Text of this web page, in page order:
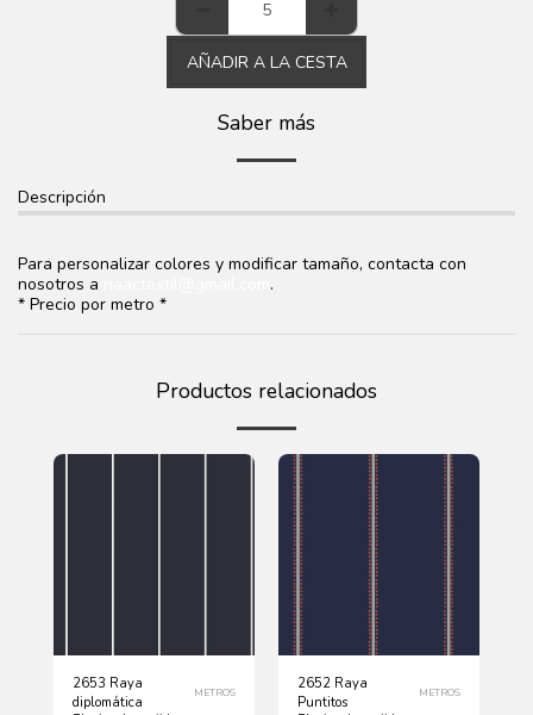
AÑADIR A LA CESTA
Saber más
Descripción
Para personalizar colores y modificar tamaño, contacta con
nosotros a
.
* Precio por metro *
Productos relacionados
2653 Raya
diplomática
METROS
2652 Raya
Puntitos
METROS